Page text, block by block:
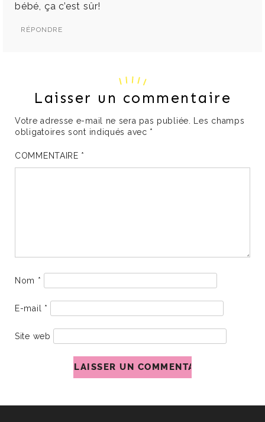
bébé, ça c’est sûr!
RÉPONDRE
Laisser un commentaire
Votre adresse e-mail ne sera pas publiée. Les champs
obligatoires sont indiqués avec *
COMMENTAIRE *
Nom *
E-mail *
Site web